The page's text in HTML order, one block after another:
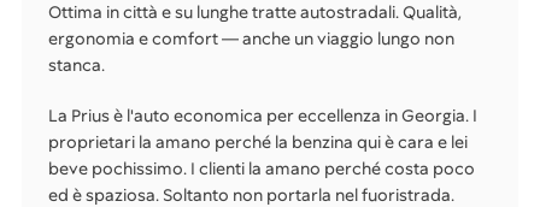
Ottima in città e su lunghe tratte autostradali. Qualità,
ergonomia e comfort — anche un viaggio lungo non
stanca.
La Prius è l'auto economica per eccellenza in Georgia. I
proprietari la amano perché la benzina qui è cara e lei
beve pochissimo. I clienti la amano perché costa poco
ed è spaziosa. Soltanto non portarla nel fuoristrada.